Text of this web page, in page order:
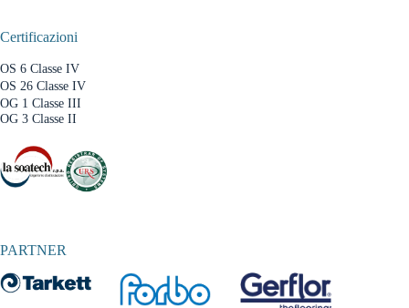
Certificazioni
OS 6 Classe IV
OS 26 Classe IV
OG 1 Classe III
OG 3 Classe II
PARTNER